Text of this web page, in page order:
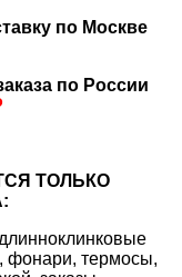
по Москве
по России
ТОЛЬКО
фонари, термосы,